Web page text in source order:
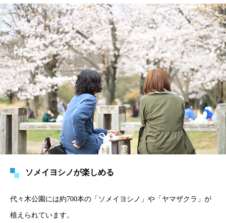
ソメイヨシノが楽しめる
代々木公園には約700本の「ソメイヨシノ」や「ヤマザクラ」が
植えられています。